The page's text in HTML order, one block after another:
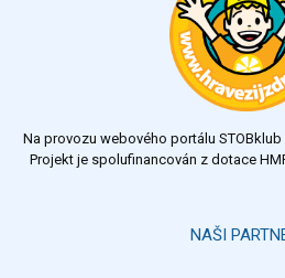
Výsledky
Na provozu webového portálu
Projekt je spolufinancován z dotace
NAŠI